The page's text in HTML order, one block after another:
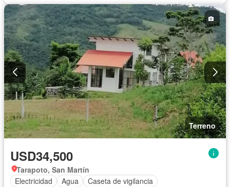
Terreno
USD34,500
Tarapoto, San Martín
Electricidad
Agua Caseta de vigilancia